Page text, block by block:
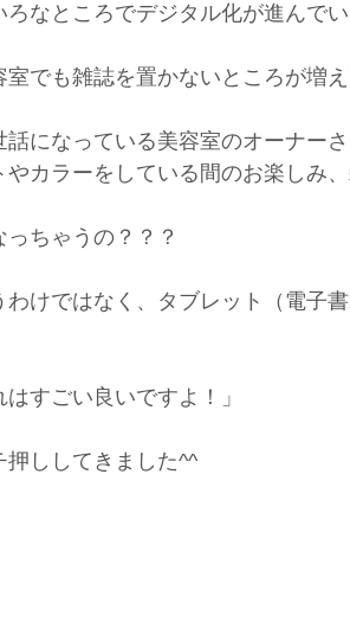
ろなところでデジタル化が進んで
室でも雑誌を置かないところが増
話になっている美容室のオーナー
やカラーをしている間のお楽しみ、
っちゃうの？？？
わけではなく、タブレット（電子
はすごい良いですよ！」
押ししてきました^^